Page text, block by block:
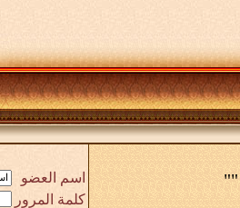
"" اسم العضو
كلمة المرور